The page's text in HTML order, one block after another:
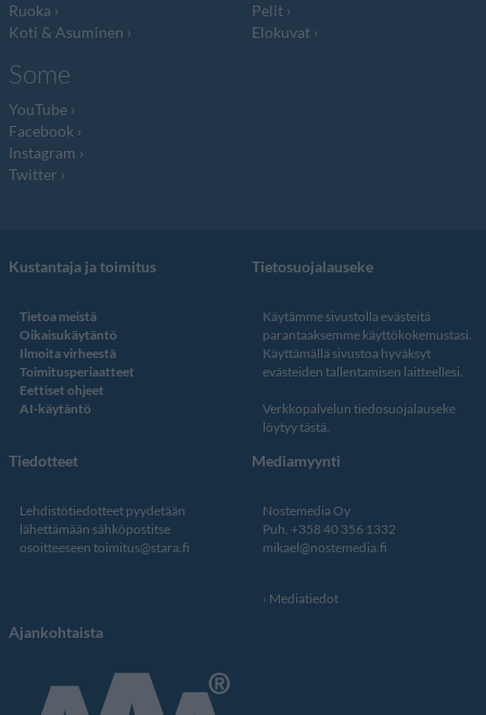
Ruoka
Koti & Asuminen
Pelit
Elokuvat
Some
YouTube
Facebook
Instagram
Twitter
Kustantaja ja toimitus
Tietoa meistä
Oikaisukäytäntö
Ilmoita virheestä
Toimitusperiaatteet
Eettiset ohjeet
AI-käytäntö
Tietosuojalauseke
Käytämme sivustolla evästeitä
parantaaksemme käyttökokemustasi.
Käyttämällä sivustoa hyväksyt
evästeiden tallentamisen laitteellesi.
Verkkopalvelun tiedosuojalauseke
löytyy tästä.
Tiedotteet
Lehdistötiedotteet pyydetään
lähettämään sähköpostitse
osoitteeseen toimitus@stara.fi
Mediamyynti
Nostemedia Oy
Puh. +358 40 356 1332
mikael@nostemedia.fi
Mediatiedot
Ajankohtaista